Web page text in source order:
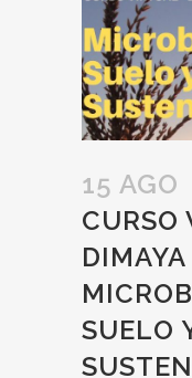
15 AGO
CURSO
DIMAYA
SUELO